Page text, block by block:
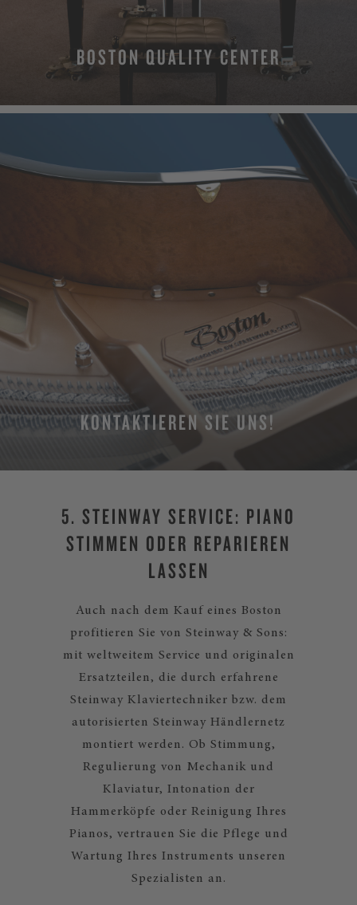
BOSTON QUALITY CENTER
KONTAKTIEREN SIE UNS!
5. STEINWAY SERVICE: PIANO
STIMMEN ODER REPARIEREN
LASSEN
Auch nach dem Kauf eines Boston
profitieren Sie von Steinway & Sons:
mit weltweitem Service und originalen
Ersatzteilen, die durch erfahrene
Steinway Klaviertechniker bzw. dem
autorisierten Steinway Händlernetz
montiert werden. Ob Stimmung,
Regulierung von Mechanik und
Klaviatur, Intonation der
Hammerköpfe oder Reinigung Ihres
Pianos, vertrauen Sie die Pflege und
Wartung Ihres Instruments unseren
Spezialisten an.